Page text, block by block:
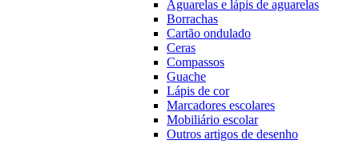
Aguarelas e lápis de aguarelas
Borrachas
Cartão ondulado
Ceras
Compassos
Guache
Lápis de cor
Marcadores escolares
Mobiliário escolar
Outros artigos de desenho